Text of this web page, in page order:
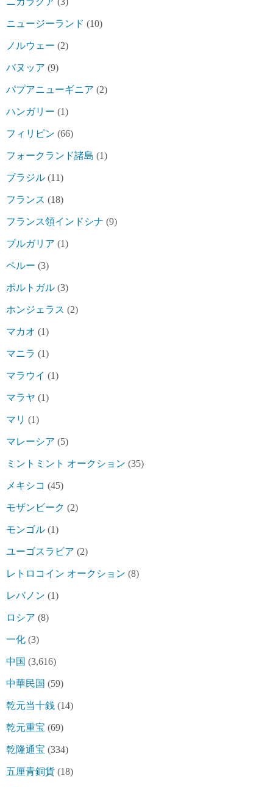
ニュージーランド (10)
ノルウェー (2)
バヌッア (9)
パプアニューギニア (2)
ハンガリー (1)
フィリピン (66)
フォークランド諸島 (1)
ブラジル (11)
フランス (18)
フランス領インドシナ (9)
ブルガリア (1)
ペルー (3)
ポルトガル (3)
ホンジェラス (2)
マカオ (1)
マニラ (1)
マラウイ (1)
マラヤ (1)
マリ (1)
マレーシア (5)
ミントミント オークション (35)
メキシコ (45)
モザンビーク (2)
モンゴル (1)
ユーゴスラビア (2)
レトロコイン オークション (8)
レバノン (1)
ロシア (8)
一化 (3)
中国 (3,616)
中華民国 (59)
乾元当十銭 (14)
乾元重宝 (69)
乾隆通宝 (334)
五厘青銅貨 (18)